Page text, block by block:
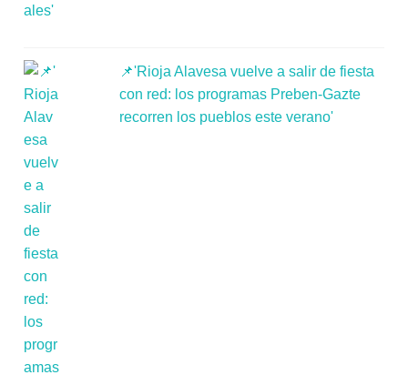
📌'Rioja Alavesa vuelve a salir de fiesta
con red: los programas Preben-Gazte
recorren los pueblos este verano'